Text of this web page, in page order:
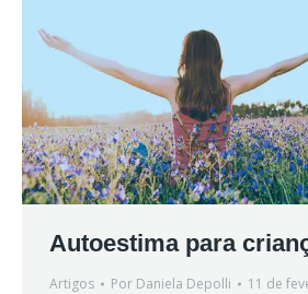
Autoestima para
Artigos Por Daniela Depolli
11 de